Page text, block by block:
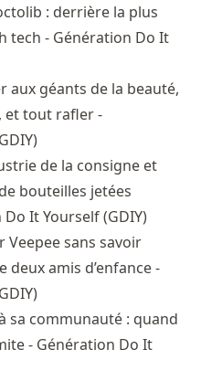
: derrière la plus
tech - Génération Do It
aux géants de la beauté,
et tout rafler -
de la consigne et
bouteilles jetées
It Yourself (GDIY)
Veepee sans savoir
deux amis d’enfance -
sa communauté : quand
- Génération Do It